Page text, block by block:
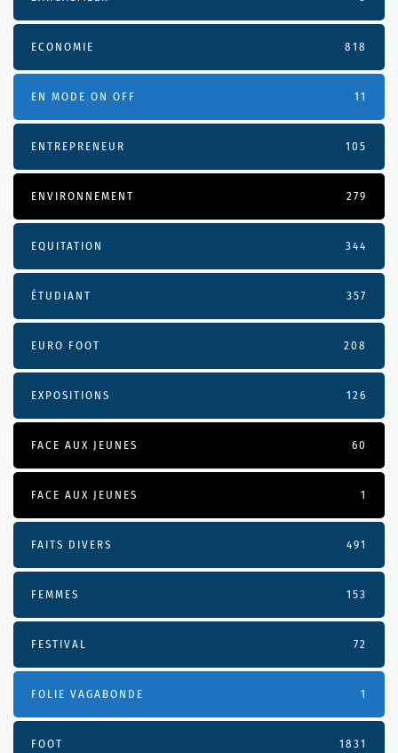
ECONOMIE 818
EN MODE ON OFF 11
ENTREPRENEUR 105
ENVIRONNEMENT 279
EQUITATION 344
ÉTUDIANT 357
EURO FOOT 208
EXPOSITIONS 126
FACE AUX JEUNES 60
FACE AUX JEUNES 1
FAITS DIVERS 491
FEMMES 153
FESTIVAL 72
FOLIE VAGABONDE 1
FOOT 1831